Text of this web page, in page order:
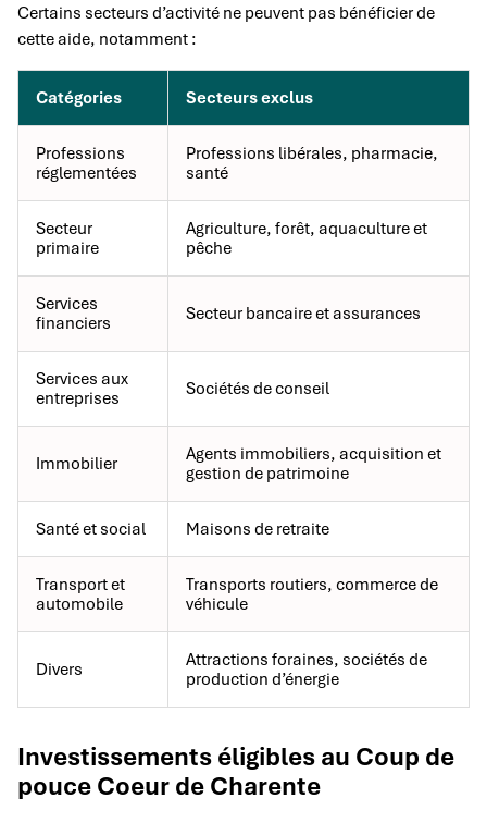
Certains secteurs d’activité ne peuvent pas bénéficier de
cette aide, notamment :
Catégories Secteurs exclus
Professions
réglementées
Professions libérales, pharmacie,
santé
Secteur
primaire
Agriculture, forêt, aquaculture et
pêche
Services
financiers
Secteur bancaire et assurances
Services aux
entreprises
Sociétés de conseil
Immobilier
Agents immobiliers, acquisition et
gestion de patrimoine
Santé et social Maisons de retraite
Transport et
automobile
Transports routiers, commerce de
véhicule
Divers
Attractions foraines, sociétés de
production d’énergie
Investissements éligibles au Coup de
pouce Coeur de Charente